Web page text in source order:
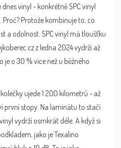
vinyl - konkrétně SPC vinyl
Protože kombinuje to, co
a odolnost. SPC vinyl má tloušťku
z ledna 2024 vydrží až
je o 30 % více než u běžného
ujede 1 200 kilometrů - až
první stopy. Na laminátu to stačí
vydrží osmkrát déle. A když si
jako je Texalino